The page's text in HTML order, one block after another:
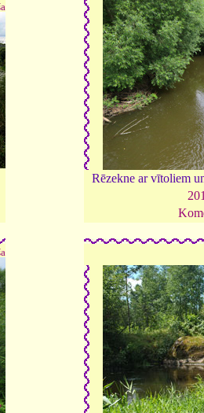
Rēzekne ar vītoliem